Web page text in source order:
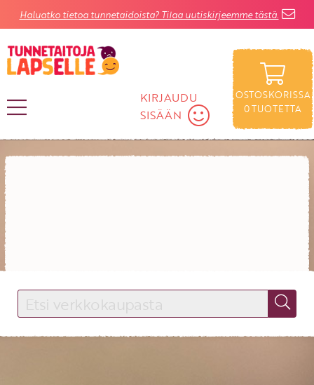
Haluatko tietoa tunnetaidoista? Tilaa uutiskirjeemme tästä.
KIRJAUDU
SISÄÄN
OSTOSKORISSA
0TUOTETTA
Unohtuiko salasana?
Lapselle
Aikuiselle
Tietokirjat
Satukirjat